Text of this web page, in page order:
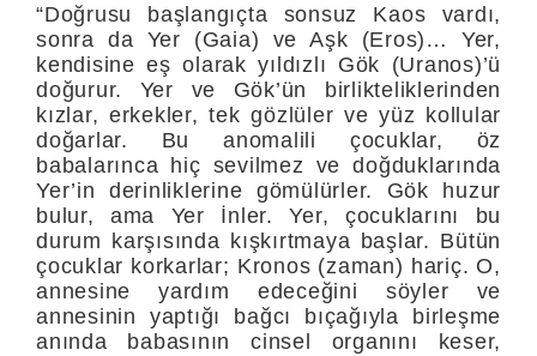
“Doğrusu başlangıçta sonsuz Kaos vardı,
sonra da Yer (Gaia) ve Aşk (Eros)… Yer,
kendisine eş olarak yıldızlı Gök (Uranos)’ü
doğu­rur. Yer ve Gök’ün birlikteliklerinden
kızlar, erkekler, tek gözlüler ve yüz kollular
doğarlar. Bu anomalili çocuklar, öz
babalarınca hiç se­vilmez ve doğduklarında
Yer’in derinliklerine gömülürler. Gök hu­zur
bulur, ama Yer İnler. Yer, çocuklarını bu
durum karşısında kış­kırtmaya başlar. Bütün
çocuklar korkarlar; Kronos (zaman) hariç. O,
annesi­ne yardım edeceğini söyler ve
annesinin yaptığı bağcı bıçağıyla bir­leşme
anında babasının cinsel organını keser,